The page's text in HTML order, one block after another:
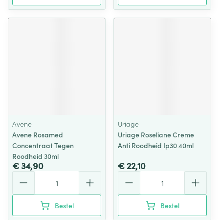
Avene
Avene Rosamed
Concentraat Tegen
Roodheid 30ml
€ 34,90
Bestel
Uriage
Uriage Roseliane Creme
Anti Roodheid Ip30 40ml
€ 22,10
Bestel